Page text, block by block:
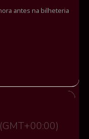
antes na bilheteria
(GMT+00:00)